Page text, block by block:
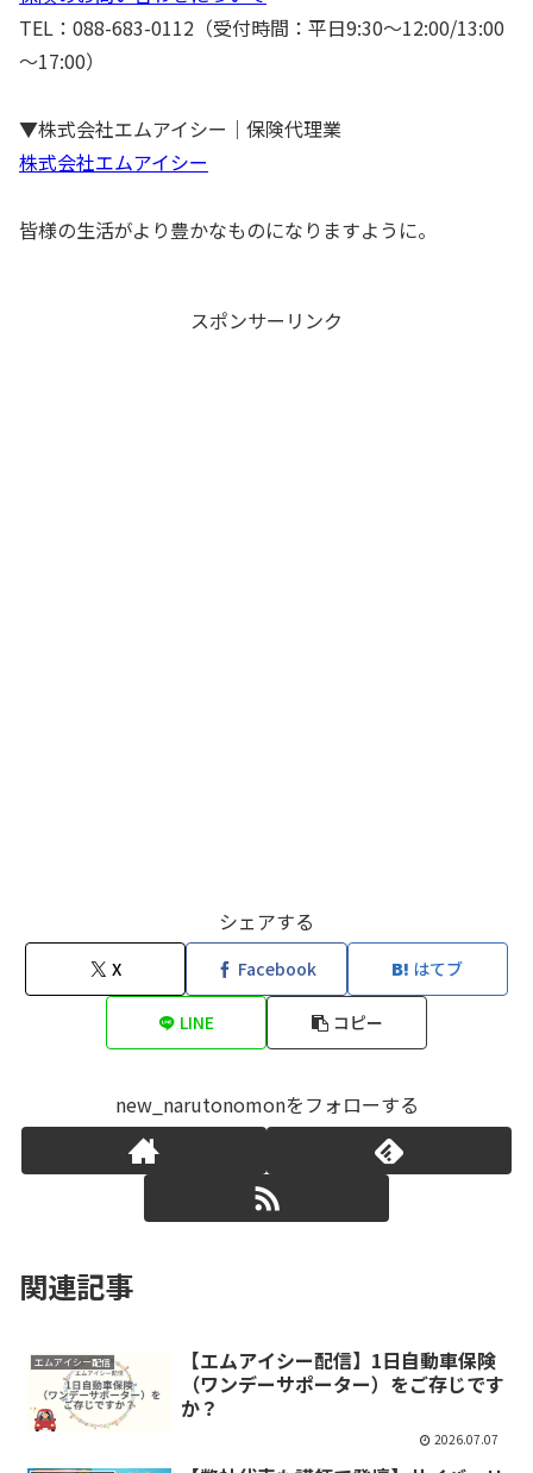
TEL：088-683-0112（受付時間：平日9:30～12:00/13:00
～17:00）
▼株式会社エムアイシー｜保険代理業
株式会社エムアイシー
皆様の生活がより豊かなものになりますように。
スポンサーリンク
シェアする
X Facebook はてブ
LINE コピー
new_narutonomonをフォローする
関連記事
エムアイシー配信
【エムアイシー配信】1日自動車保険
（ワンデーサポーター）をご存じです
か？
2026.07.07